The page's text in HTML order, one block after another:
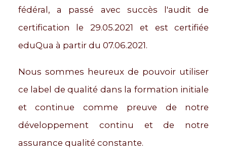
fédéral, a passé avec succès l'audit de
certification le 29.05.2021 et est certifiée
eduQua à partir du 07.06.2021.
Nous sommes heureux de pouvoir utiliser
ce label de qualité dans la formation initiale
et continue comme preuve de notre
développement continu et de notre
assurance qualité constante.